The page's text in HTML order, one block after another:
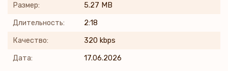
Размер: 5.27 MB
Длительность: 2:18
Качество: 320 kbps
Дата: 17.06.2026